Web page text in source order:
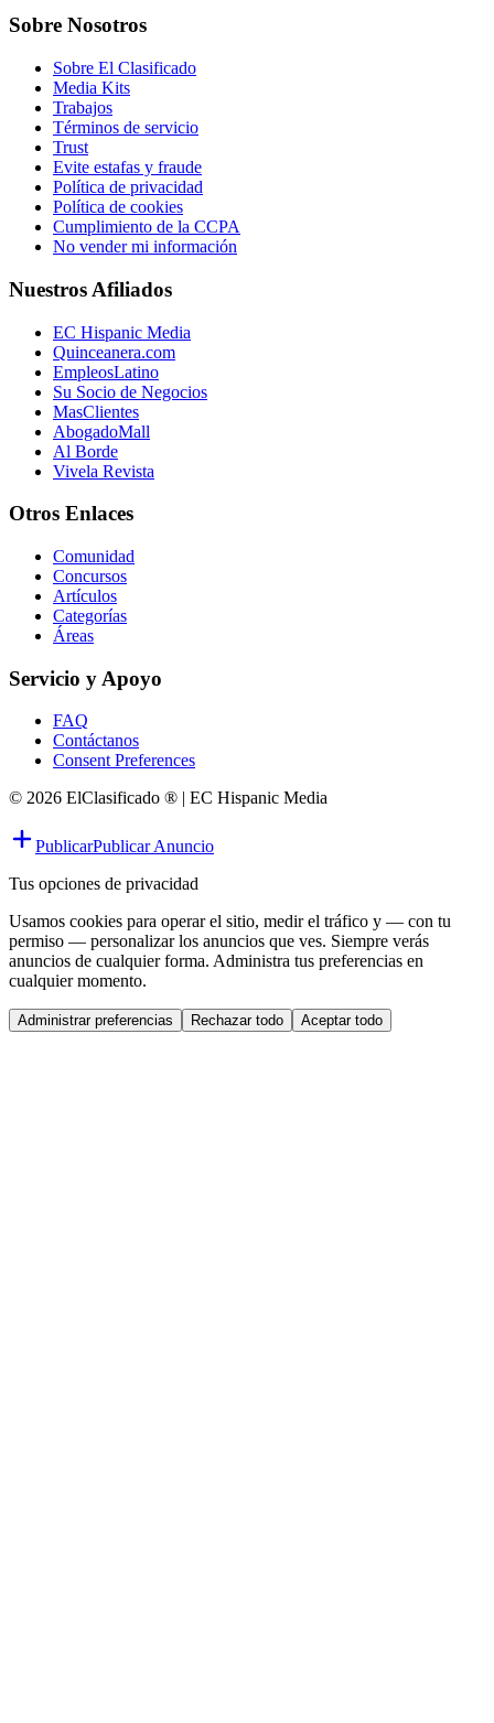
Sobre Nosotros
Sobre El Clasificado
Media Kits
Trabajos
Términos de servicio
Trust
Evite estafas y fraude
Política de privacidad
Política de cookies
Cumplimiento de la CCPA
No vender mi información
Nuestros Afiliados
EC Hispanic Media
Quinceanera.com
EmpleosLatino
Su Socio de Negocios
MasClientes
AbogadoMall
Al Borde
Vivela Revista
Otros Enlaces
Comunidad
Concursos
Artículos
Categorías
Áreas
Servicio y Apoyo
FAQ
Contáctanos
Consent Preferences
© 2026 ElClasificado ® | EC Hispanic Media
PublicarPublicar Anuncio
Tus opciones de privacidad
Usamos cookies para operar el sitio, medir el tráfico y — con tu
permiso — personalizar los anuncios que ves. Siempre verás
anuncios de cualquier forma. Administra tus preferencias en
cualquier momento.
Administrar preferencias Rechazar todo Aceptar todo